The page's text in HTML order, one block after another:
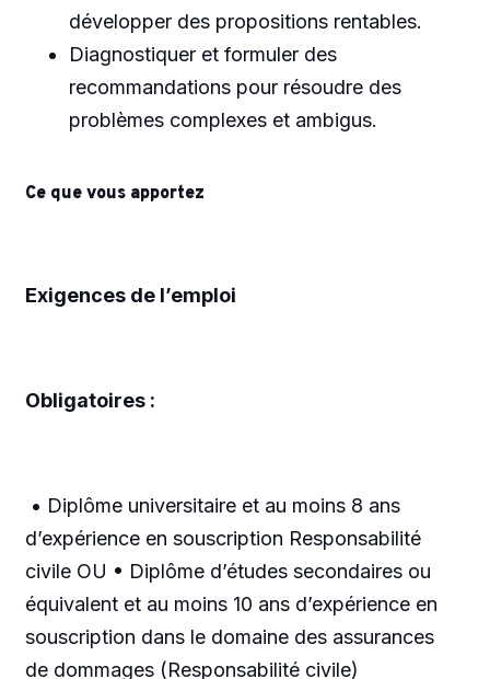
développer des propositions rentables.
Diagnostiquer et formuler des
recommandations pour résoudre des
problèmes complexes et ambigus.
Ce que vous apportez
Exigences de l’emploi
Obligatoires :
• Diplôme universitaire et au moins 8 ans
d’expérience en souscription Responsabilité
civile OU • Diplôme d’études secondaires ou
équivalent et au moins 10 ans d’expérience en
souscription dans le domaine des assurances
de dommages (Responsabilité civile)